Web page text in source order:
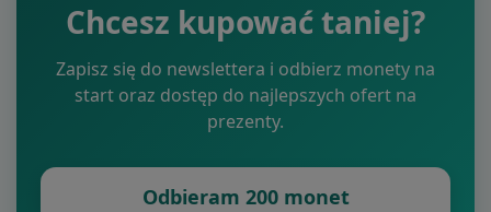
Chcesz kupować taniej?
Zapisz się do newslettera i odbierz monety na
start oraz dostęp do najlepszych ofert na
prezenty.
Odbieram 200 monet